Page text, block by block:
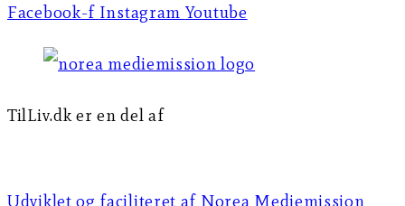
Facebook-f Instagram Youtube
TilLiv.dk er en del af
Udviklet og faciliteret af Norea Mediemission​​